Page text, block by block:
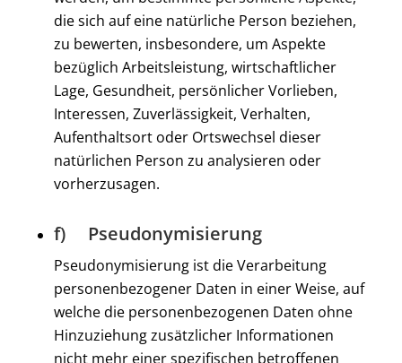
die sich auf eine natürliche Person beziehen,
zu bewerten, insbesondere, um Aspekte
bezüglich Arbeitsleistung, wirtschaftlicher
Lage, Gesundheit, persönlicher Vorlieben,
Interessen, Zuverlässigkeit, Verhalten,
Aufenthaltsort oder Ortswechsel dieser
natürlichen Person zu analysieren oder
vorherzusagen.
f) Pseudonymisierung
Pseudonymisierung ist die Verarbeitung
personenbezogener Daten in einer Weise, auf
welche die personenbezogenen Daten ohne
Hinzuziehung zusätzlicher Informationen
nicht mehr einer spezifischen betroffenen